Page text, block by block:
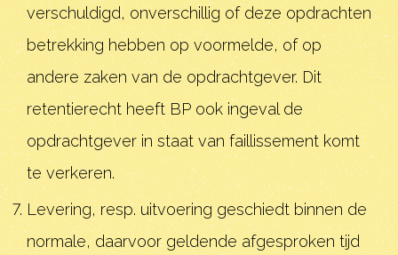
verschuldigd, onverschillig of deze opdrachten
betrekking hebben op voormelde, of op
andere zaken van de opdrachtgever. Dit
retentierecht heeft BP ook ingeval de
opdrachtgever in staat van faillissement komt
te verkeren.
Levering, resp. uitvoering geschiedt binnen de
normale, daarvoor geldende afgesproken tijd